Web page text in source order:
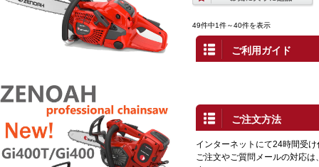
49件中1件～40件を表示
ご利用ガイド
ご注文方法
インターネットにて24時間受
ご注文やご質問メールの対応